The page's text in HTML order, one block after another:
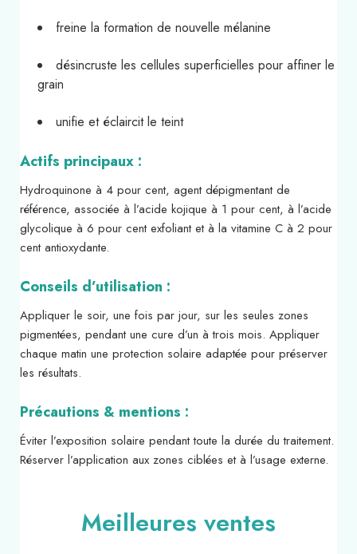
freine la formation de nouvelle mélanine
désincruste les cellules superficielles pour affiner le
grain
unifie et éclaircit le teint
Actifs principaux :
Hydroquinone à 4 pour cent, agent dépigmentant de
référence, associée à l’acide kojique à 1 pour cent, à l’acide
glycolique à 6 pour cent exfoliant et à la vitamine C à 2 pour
cent antioxydante.
Conseils d’utilisation :
Appliquer le soir, une fois par jour, sur les seules zones
pigmentées, pendant une cure d’un à trois mois. Appliquer
chaque matin une protection solaire adaptée pour préserver
les résultats.
Précautions & mentions :
Éviter l’exposition solaire pendant toute la durée du traitement.
Réserver l’application aux zones ciblées et à l’usage externe.
Meilleures ventes